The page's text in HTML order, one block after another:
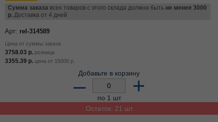
Сумма заказа всех товаров с этого склада должна быть не менее 3000
р. Доставка от 4 дней
Арт: rel-314589
Цена от суммы заказа
3758.03 р. розница
3355.39 р. цена от 15000 р.
Добавьте в корзину
– +
по 1 шт
Остаток: 21 шт